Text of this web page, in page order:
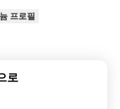
프로필
로